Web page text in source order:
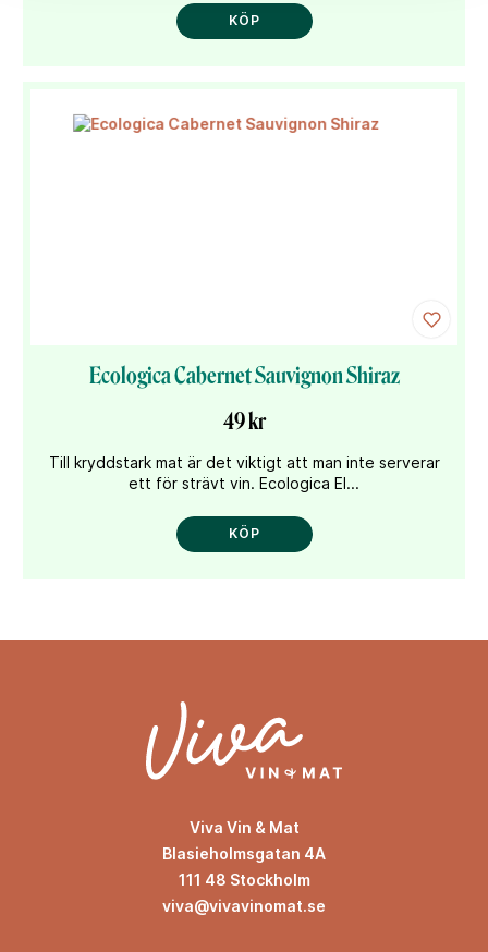
KÖP
Ecologica Cabernet Sauvignon Shiraz
49 kr
Till kryddstark mat är det viktigt att man inte serverar
ett för strävt vin. Ecologica El...
KÖP
Viva Vin & Mat
Blasieholmsgatan 4A
111 48 Stockholm
viva@vivavinomat.se